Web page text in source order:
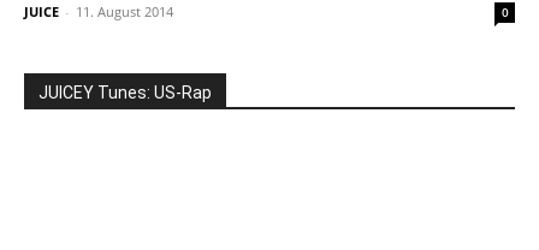
JUICE - 11. August 2014 0
JUICEY Tunes: US-Rap